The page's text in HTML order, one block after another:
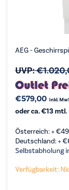
AEG -
UVP:€
€579,00 inkl.
oder ca. €13 mtl.
Österreich: +€
Deutschland: +€
Selbstabholung
Verfügbarkeit: